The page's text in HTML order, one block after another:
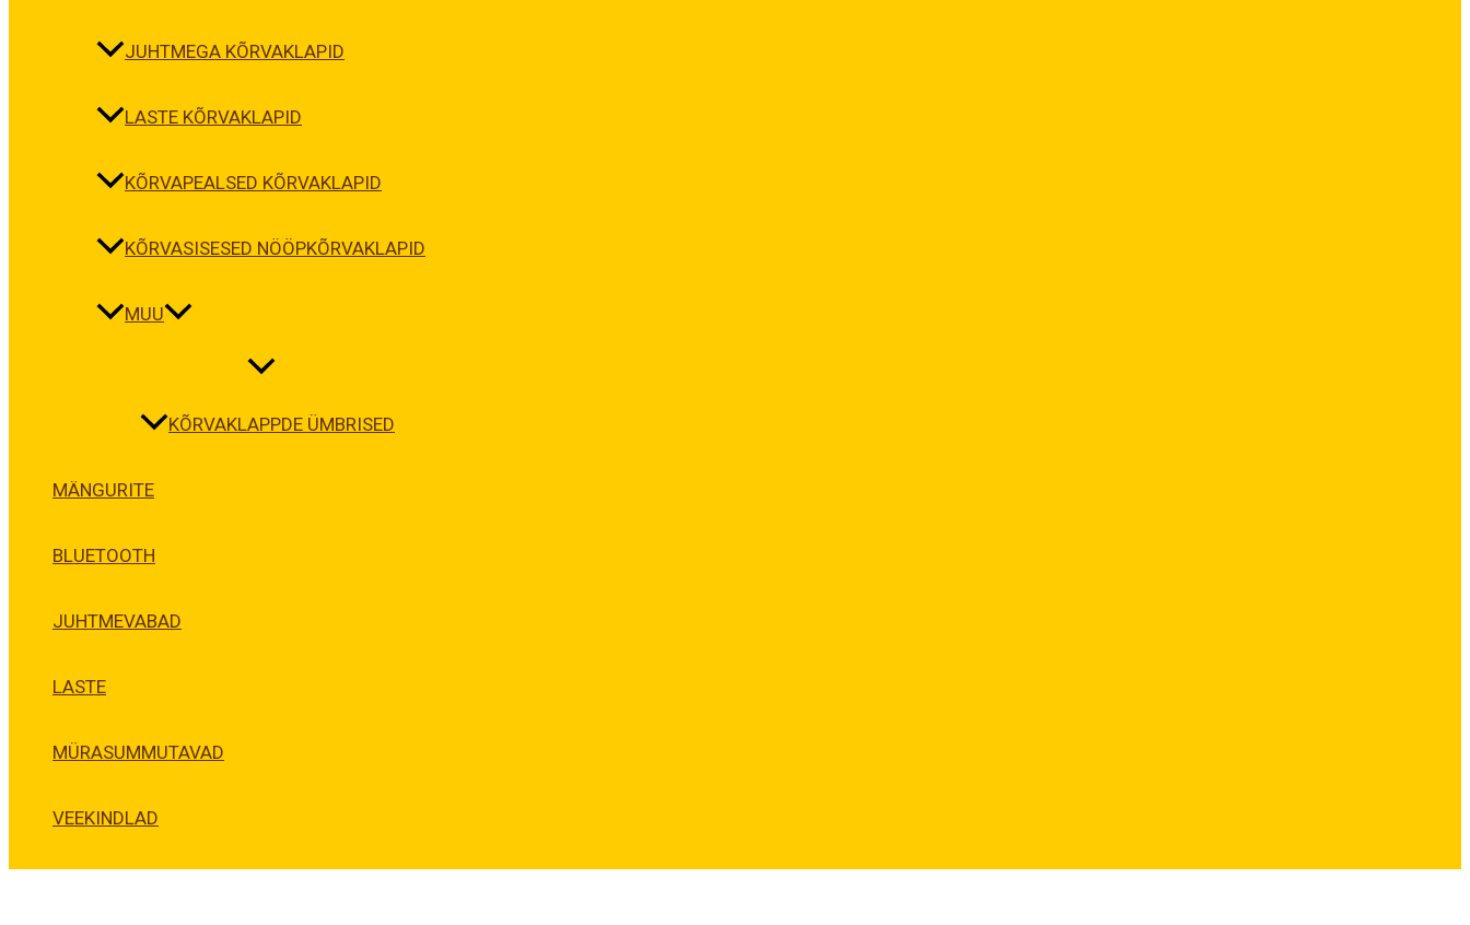
JUHTMEGA KÕRVAKLAPID
LASTE KÕRVAKLAPID
KÕRVAPEALSED KÕRVAKLAPID
KÕRVASISESED NÖÖPKÕRVAKLAPID
MUU
KÕRVAKLAPPDE ÜMBRISED
MÄNGURITE
BLUETOOTH
JUHTMEVABAD
LASTE
MÜRASUMMUTAVAD
VEEKINDLAD